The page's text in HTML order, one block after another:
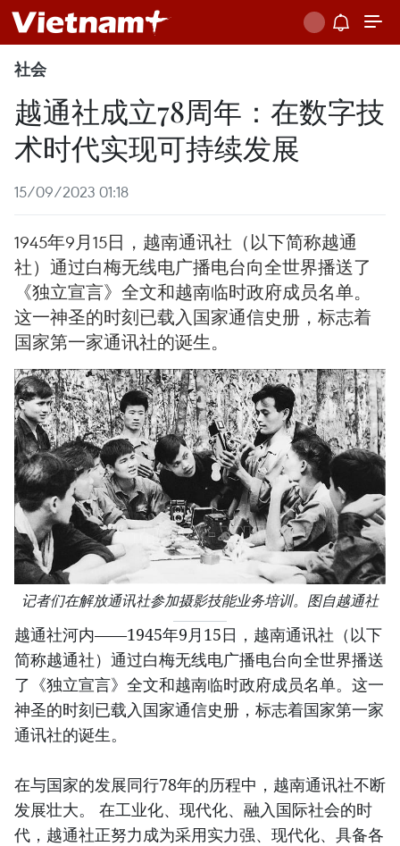
社会
越通社成立78周年：在数字技
术时代实现可持续发展
15/09/2023 01:18
1945年9月15日，越南通讯社（以下简称越通
社）通过白梅无线电广播电台向全世界播送了
《独立宣言》全文和越南临时政府成员名单。
这一神圣的时刻已载入国家通信史册，标志着
国家第一家通讯社的诞生。
记者们在解放通讯社参加摄影技能业务培训。图自越通社
越通社河内——1945年9月15日，越南通讯社（以下
简称越通社）通过白梅无线电广播电台向全世界播送
了《独立宣言》全文和越南临时政府成员名单。这一
神圣的时刻已载入国家通信史册，标志着国家第一家
通讯社的诞生。
在与国家的发展同行78年的历程中，越南通讯社不断
发展壮大。 在工业化、现代化、融入国际社会的时
代，越通社正努力成为采用实力强、现代化、具备各